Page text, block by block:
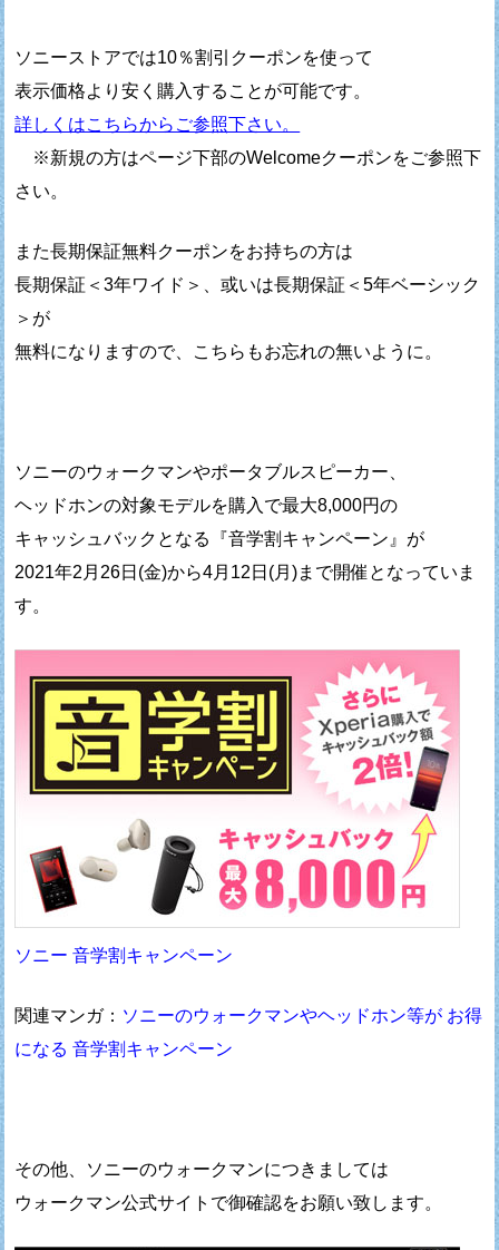
ソニーストアでは10％割引クーポンを使って
表示価格より安く購入することが可能です。
詳しくはこちらからご参照下さい。
※新規の方はページ下部のWelcomeクーポンをご参照下
さい。
また長期保証無料クーポンをお持ちの方は
長期保証＜3年ワイド＞、或いは長期保証＜5年ベーシック
＞が
無料になりますので、こちらもお忘れの無いように。
ソニーのウォークマンやポータブルスピーカー、
ヘッドホンの対象モデルを購入で最大8,000円の
キャッシュバックとなる『音学割キャンペーン』が
2021年2月26日(金)から4月12日(月)まで開催となっていま
す。
ソニー 音学割キャンペーン
関連マンガ： ソニーのウォークマンやヘッドホン等が お得
になる 音学割キャンペーン
その他、ソニーのウォークマンにつきましては
ウォークマン公式サイトで御確認をお願い致します。